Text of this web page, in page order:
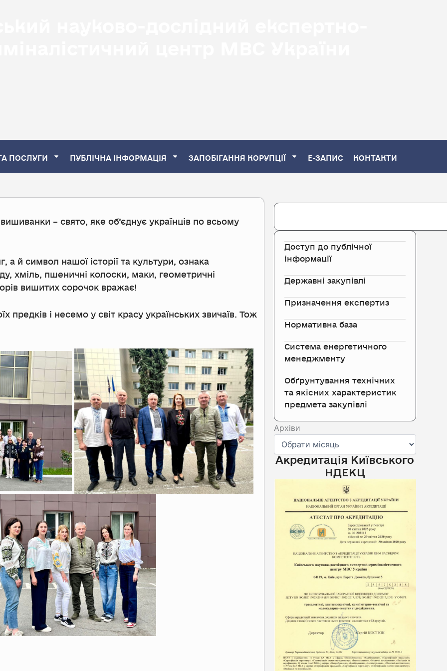
ПОСЛУГИ ПУБЛІЧНА ІНФОРМАЦІЯ ЗАПОБІГАННЯ КОРУПЦІЇ Е-ЗАПИС КОНТАКТИ
– свято, яке об’єднує українців по всьому
й символ нашої історії та культури, ознака
хміль, пшеничні колоски, маки, геометричні
вишитих сорочок вражає!
і несемо у світ красу українських звичаїв. Тож
Next
Search
Доступ до публічної
інформації
Державні закупівлі
Призначення експертиз
Нормативна база
Система енергетичного
менеджменту
Обґрунтування технічних
та якісних характеристик
предмета закупівлі
Архіви
Архіви
Акредитація Київського
НДЕКЦ